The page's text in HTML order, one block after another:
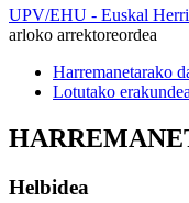
UPV/EHU - Euskal
arloko arrektoreordea
Harremanetarako
Lotutako
Helbidea